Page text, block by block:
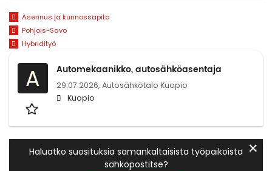
Asennus ja kunnossapito
Pohjois-Savo
Hybridityö
A Automekaanikko, autosähköasentaja
29.07.2026, Autosähkötalo Kuopio
Kuopio
Haluatko suosituksia samankaltaisista työpaikoista
sähköpostitse?
✕